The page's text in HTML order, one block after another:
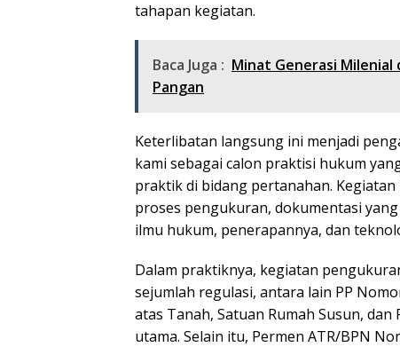
tahapan kegiatan.
Baca Juga : Minat Generasi
Pangan
Keterlibatan langsung ini menjadi
kami sebagai calon praktisi hukum
praktik di bidang pertanahan.
proses pengukuran, dokumentasi
ilmu hukum, penerapannya, dan
Dalam praktiknya, kegiatan
sejumlah regulasi, antara lain PP
atas Tanah, Satuan Rumah Susun,
utama. Selain itu, Permen ATR/BPN